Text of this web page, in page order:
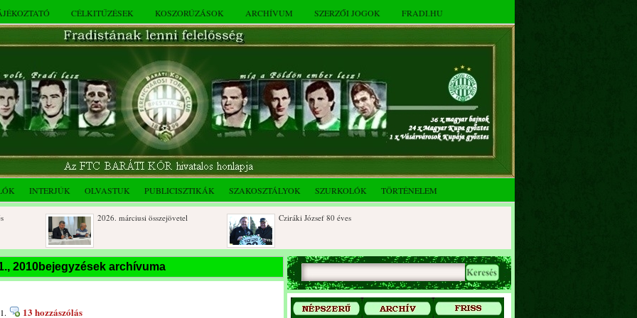
CÉLKITŰZÉSEK KOSZORÚZÁSOK ARCHÍVUM SZERZŐI JOGOK FRADI.HU
INTERJÚK OLVASTUK PUBLICISZTIKÁK SZAKOSZTÁLYOK SZURKOLÓK TÖRTÉNELEM
2026. márciusi összejövetel Cziráki József 80 éves
Rendkívüli közgyűlés és a 2025.
novemberi összejövetel
Dálnoki József 90 éves
2010bejegyzések archívuma
13 hozzászólás